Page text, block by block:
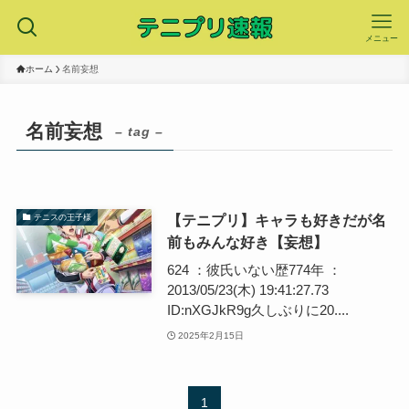
メニュー
ホーム 名前妄想
名前妄想 – tag –
テニスの王子様
【テニプリ】キャラも好きだが名
前もみんな好き【妄想】
624 ：彼氏いない歴774年 ：
2013/05/23(木) 19:41:27.73
ID:nXGJkR9g久しぶりに20....
2025年2月15日
1